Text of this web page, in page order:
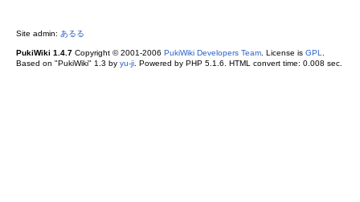
Site admin: あるる
PukiWiki 1.4.7Copyright © 2001-2006 PukiWiki Developers Team. License is GPL
Based on "PukiWiki" 1.3 by yu-ji. Powered by PHP 5.1.6. HTML convert time: 0.008 sec.